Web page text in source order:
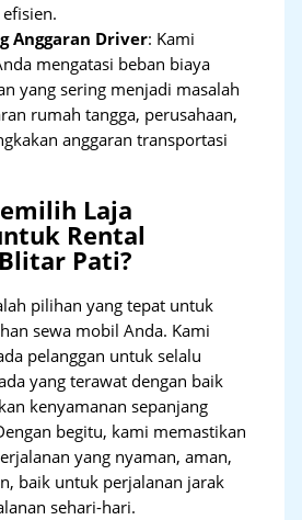
Anggaran Driver: Kami
mengatasi beban biaya
yang sering menjadi masalah
rumah tangga, perusahaan,
anggaran transportasi
Laja
Rental
Pati?
pilihan yang tepat untuk
sewa mobil Anda. Kami
pelanggan untuk selalu
yang terawat dengan baik
kenyamanan sepanjang
begitu, kami memastikan
yang nyaman, aman,
baik untuk perjalanan jarak
sehari-hari.